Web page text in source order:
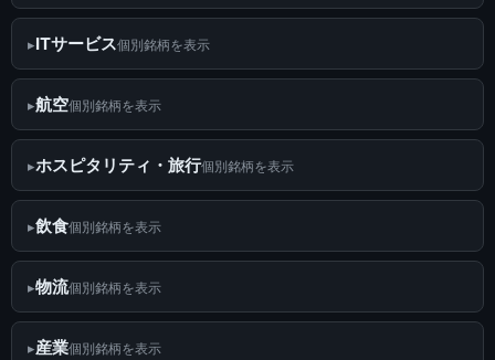
ITサービス個別銘柄を表示
航空個別銘柄を表示
ホスピタリティ・旅行個別銘柄を表示
飲食個別銘柄を表示
物流個別銘柄を表示
産業個別銘柄を表示